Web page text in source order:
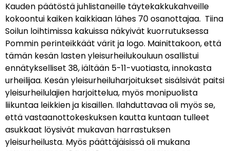
Kauden päätöstä juhlistaneille täytekakkukahveille
kokoontui kaiken kaikkiaan lähes 70 osanottajaa. Tiina
Soilun loihtimissa kakuissa näkyivät kuorrutuksessa
Pommin perinteikkäät värit ja logo. Mainittakoon, että
tämän kesän lasten yleisurheilukouluun osallistui
ennätykselliset 38, iältään 5-11-vuotiasta, innokasta
urheilijaa. Kesän yleisurheiluharjoitukset sisälsivät paitsi
yleisurheilulajien harjoittelua, myös monipuolista
liikuntaa leikkien ja kisaillen. Ilahduttavaa oli myös se,
että vastaanottokeskuksen kautta kuntaan tulleet
asukkaat löysivät mukavan harrastuksen
yleisurheilusta. Myös päättäjäisissä oli mukana